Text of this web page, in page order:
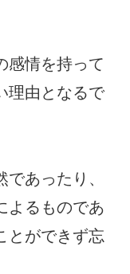
感情を持って
理由となるで
あったり、
よるものであ
とができず忘